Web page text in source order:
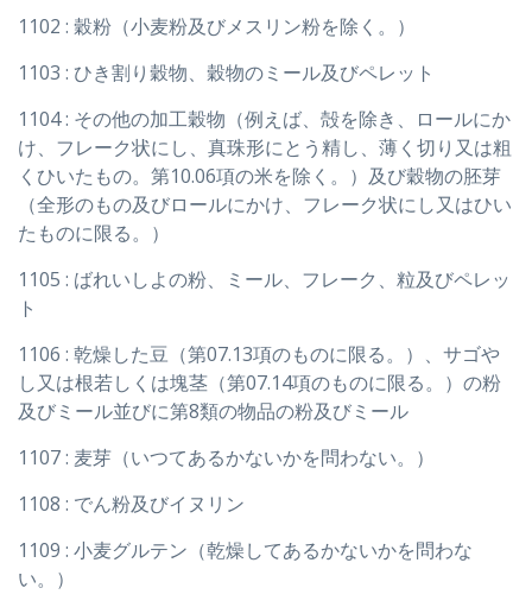
1102 : 穀粉（小麦粉及びメスリン粉を除く。）
1103 : ひき割り穀物、穀物のミール及びペレット
1104 : その他の加工穀物（例えば、殻を除き、ロールにか
け、フレーク状にし、真珠形にとう精し、薄く切り又は粗
くひいたもの。第10.06項の米を除く。）及び穀物の胚芽
（全形のもの及びロールにかけ、フレーク状にし又はひい
たものに限る。）
1105 : ばれいしよの粉、ミール、フレーク、粒及びペレッ
ト
1106 : 乾燥した豆（第07.13項のものに限る。）、サゴや
し又は根若しくは塊茎（第07.14項のものに限る。）の粉
及びミール並びに第8類の物品の粉及びミール
1107 : 麦芽（いつてあるかないかを問わない。）
1108 : でん粉及びイヌリン
1109 : 小麦グルテン（乾燥してあるかないかを問わな
い。）